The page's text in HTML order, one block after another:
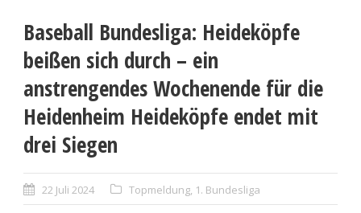
Baseball Bundesliga: Heideköpfe
beißen sich durch – ein
anstrengendes Wochenende für die
Heidenheim Heideköpfe endet mit
drei Siegen
22 Juli 2024 Topmeldung, 1. Bundesliga